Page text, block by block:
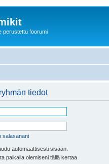
perustettu foorumi
tiedot
salasanani
automaattisesti sisään.
paikalla olemiseni tällä kertaa